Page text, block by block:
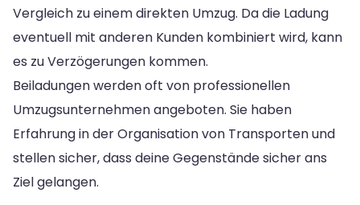
Vergleich zu einem direkten Umzug. Da die Ladung
eventuell mit anderen Kunden kombiniert wird, kann
es zu Verzögerungen kommen.
Beiladungen werden oft von professionellen
Umzugsunternehmen angeboten. Sie haben
Erfahrung in der Organisation von Transporten und
stellen sicher, dass deine Gegenstände sicher ans
Ziel gelangen.